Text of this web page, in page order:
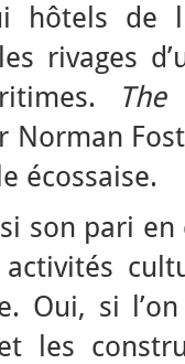
hôtels de
rivages
The
Norman
écossaise.
son pari
Oui, si
les